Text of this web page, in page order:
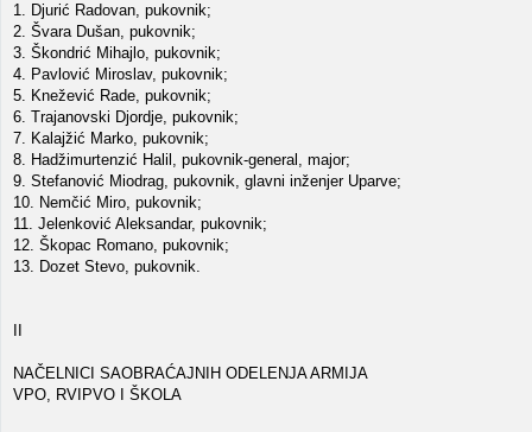
1. Djurić Radovan, pukovnik;
2. Švara Dušan, pukovnik;
3. Škondrić Mihajlo, pukovnik;
4. Pavlović Miroslav, pukovnik;
5. Knežević Rade, pukovnik;
6. Trajanovski Djordje, pukovnik;
7. Kalajžić Marko, pukovnik;
8. Hadžimurtenzić Halil, pukovnik-general, major;
9. Stefanović Miodrag, pukovnik, glavni inženjer Uparve;
10. Nemčić Miro, pukovnik;
11. Jelenković Aleksandar, pukovnik;
12. Škopac Romano, pukovnik;
13. Dozet Stevo, pukovnik.
NAČELNICI SAOBRAĆAJNIH ODELENJA ARMIJA
VPO, RVIPVO I ŠKOLA